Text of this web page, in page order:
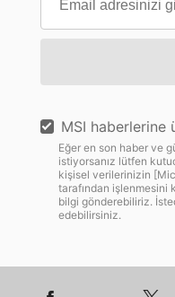
MSI haberlerine
Eğer en son haber ve
istiyorsanız lütfen
kişisel verilerinizin
tarafından işlenmesini
bilgi gönderebiliriz.
edebilirsiniz.